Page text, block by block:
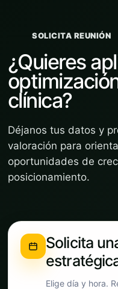
SOLICITA REUNIÓN
¿Quieres
clínica?
Déjanos tus datos y
valoración para
oportunidades de
posicionamiento.
Solicita
Elige día y hora.